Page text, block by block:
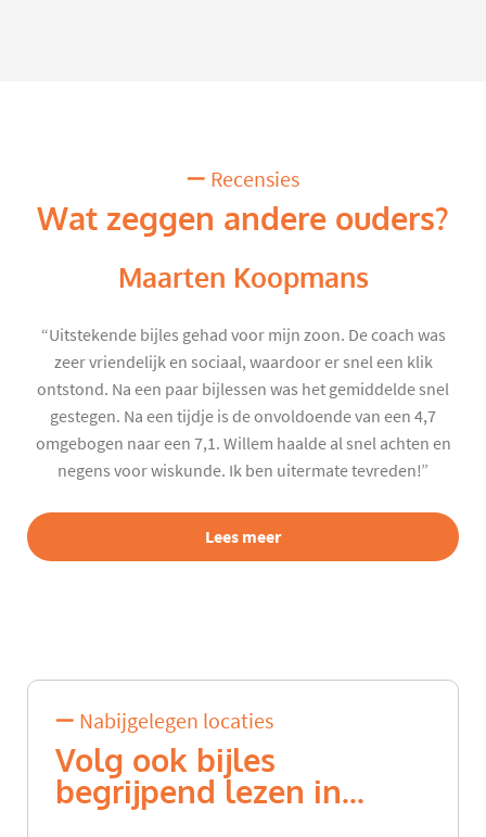
Recensies
Wat zeggen andere ouders?
Maarten Koopmans
“Uitstekende bijles gehad voor mijn zoon. De coach was
zeer vriendelijk en sociaal, waardoor er snel een klik
ontstond. Na een paar bijlessen was het gemiddelde snel
gestegen. Na een tijdje is de onvoldoende van een 4,7
omgebogen naar een 7,1. Willem haalde al snel achten en
negens voor wiskunde. Ik ben uitermate tevreden!”
Lees meer
Nabijgelegen locaties
Volg ook bijles
begrijpend lezen in...